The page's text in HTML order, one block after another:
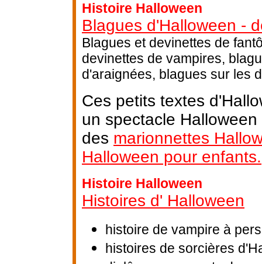
Histoire Halloween
Blagues d'Halloween -
Blagues et devinettes de
devinettes de vampires,
d'araignées, blagues sur les
Ces petits textes
un spectacle
des marionnettes
Halloween pour enfants.
Histoire Halloween
Histoires d' Halloween
histoire de vampire à
histoires de sorcières